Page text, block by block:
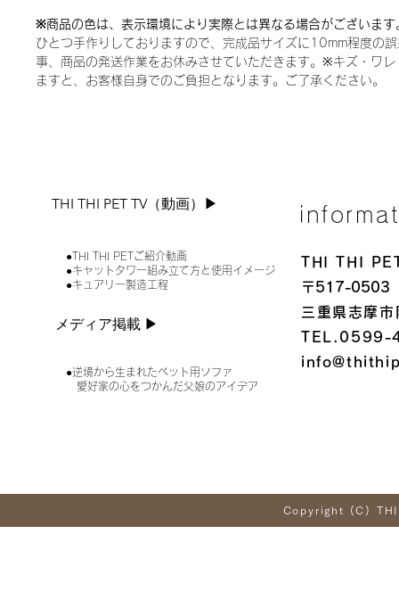
※商品の色は、表示環境により実際とは異なる場合がございます
ひとつ手作りしておりますので、完成品サイズに10mm程度の
事、商品の発送作業をお休みさせていただきます。※キズ・ワ
ますと、お客様自身でのご負担となります。ご了承ください。
THI THI PET TV（動画）▶︎
●THI THI PETご紹介動画
●キャットタワー組み立て方と使用イメージ
●キュアリー製造工程
メディア掲載 ▶︎
●逆境から生まれたペット用ソファ
愛好家の心をつかんだ父娘のアイデア
THI THI
〒517-0503
三重県志摩
TEL.0599-
Copyright (C)